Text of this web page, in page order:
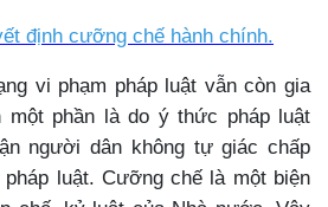
định cưỡng chế hành chính.
vi phạm pháp luật vẫn còn gia
một phần là do ý thức pháp luật
người dân không tự giác chấp
luật. Cưỡng chế là một biện